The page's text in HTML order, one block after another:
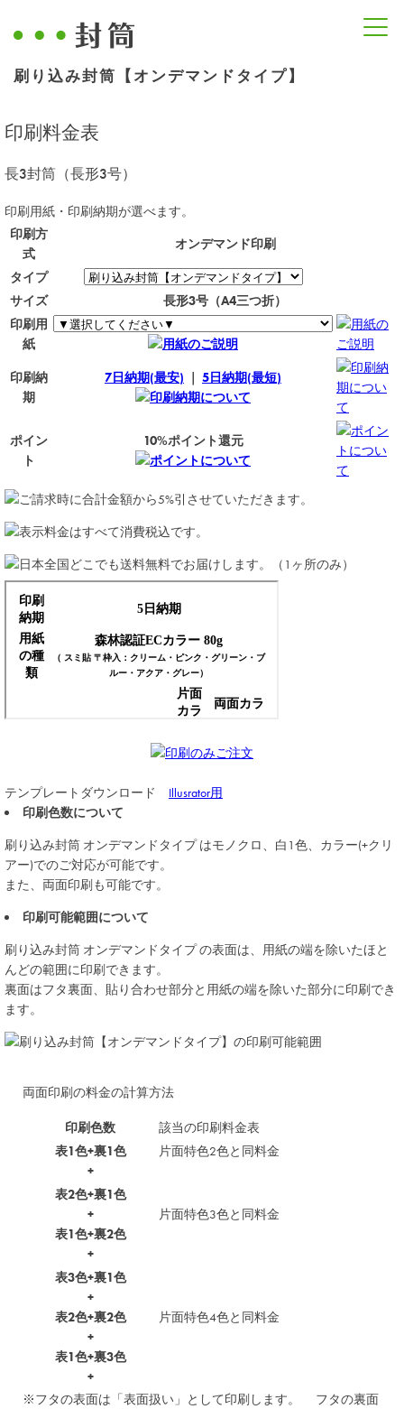
刷り込み封筒【オンデマンドタイプ】
印刷料金表
長3封筒（長形3号）
印刷用紙・印刷納期が選べます。
印刷方
式
オンデマンド印刷
タイプ
サイズ
長形3号（A4三つ折）
印刷用
紙
用紙のご説明
用紙の
ご説明
印刷納
期
7日納期(最安) ｜ 5日納期(最短)
印刷納期について
印刷納
期につい
て
ポイン
ト
10%ポイント還元
ポイントについて
ポイン
トについ
て
テンプレートダウンロード Illusrator用
印刷色数について
刷り込み封筒 オンデマンドタイプはモノクロ、白1色、カラー(+クリ
アー)でのご対応が可能です。
また、両面印刷も可能です。
印刷可能範囲について
刷り込み封筒 オンデマンドタイプの表面は、用紙の端を除いたほと
んどの範囲に印刷できます。
裏面はフタ裏面、貼り合わせ部分と用紙の端を除いた部分に印刷でき
ます。
両面印刷の料金の計算方法
印刷色数
該当の印刷料金表
表1色+裏1色
+
片面特色2色と同料金
表2色+裏1色
+
表1色+裏2色
+
片面特色3色と同料金
表3色+裏1色
+
表2色+裏2色
+
表1色+裏3色
+
片面特色4色と同料金
※フタの表面は「表面扱い」として印刷します。 フタの裏面